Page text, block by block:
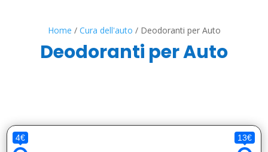
Home / Cura dell'auto / Deodoranti per Auto
Deodoranti per Auto
4€ 13€